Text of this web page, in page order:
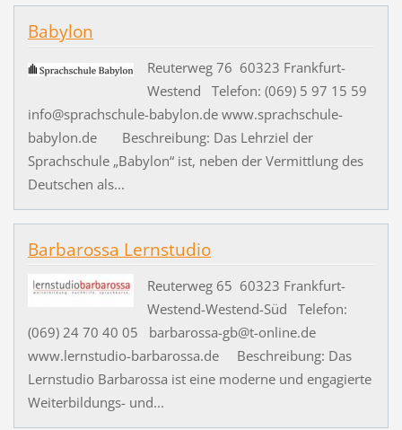
Babylon
Reuterweg 76 60323 Frankfurt-
Westend Telefon: (069) 5 97 15 59
info@sprachschule-babylon.de www.sprachschule-
babylon.de Beschreibung: Das Lehrziel der
Sprachschule „Babylon“ ist, neben der Vermittlung des
Deutschen als...
Barbarossa Lernstudio
Reuterweg 65 60323 Frankfurt-
Westend-Westend-Süd Telefon:
(069) 24 70 40 05 barbarossa-gb@t-online.de
www.lernstudio-barbarossa.de Beschreibung: Das
Lernstudio Barbarossa ist eine moderne und engagierte
Weiterbildungs- und...